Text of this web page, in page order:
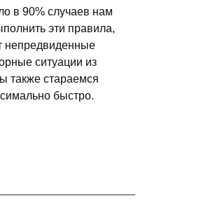
в 90% случаев нам
эти правила,
непредвиденные
ситуации из
также стараемся
быстро.